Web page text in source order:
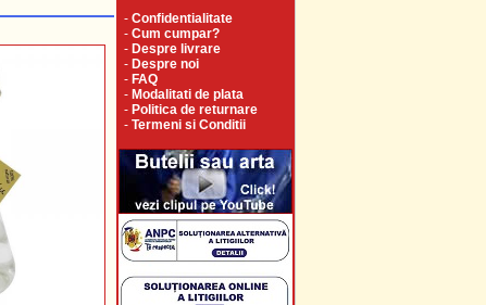
- Confidentialitate
- Cum cumpar?
- Despre livrare
- Despre noi
- FAQ
- Modalitati de plata
- Politica de returnare
- Termeni si Conditii